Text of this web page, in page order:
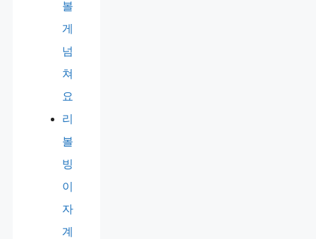
볼
게
넘
쳐
요
리
볼
빙
이
자
계